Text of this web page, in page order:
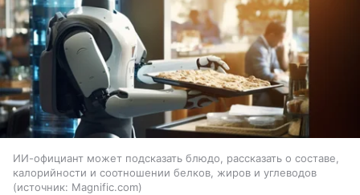
ИИ-официант может подсказать блюдо, рассказать о составе,
калорийности и соотношении белков, жиров и углеводов
источник: Magnific.com